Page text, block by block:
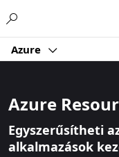
Azure
Azure
Egyszerűsítheti
alkalmazások